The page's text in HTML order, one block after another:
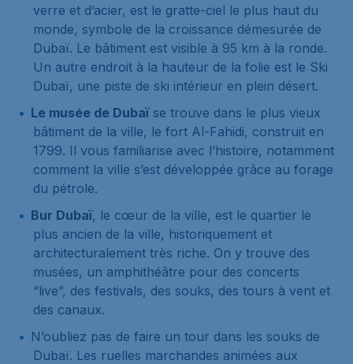
verre et d’acier, est le gratte-ciel le plus haut du
monde, symbole de la croissance démesurée de
Dubaï. Le bâtiment est visible à 95 km à la ronde.
Un autre endroit à la hauteur de la folie est le Ski
Dubaï, une piste de ski intérieur en plein désert.
Le musée de Dubaïse trouve dans le plus vieux
bâtiment de la ville, le fort Al-Fahidi, construit en
1799. Il vous familiarise avec l’histoire, notamment
comment la ville s’est développée grâce au forage
du pétrole.
Bur Dubaï, le cœur de la ville, est le quartier le
plus ancien de la ville, historiquement et
architecturalement très riche. On y trouve des
musées, un amphithéâtre pour des concerts
“live”, des festivals, des souks, des tours à vent et
des canaux.
N’oubliez pas de faire un tour dans les souks de
Dubaï. Les ruelles marchandes animées aux